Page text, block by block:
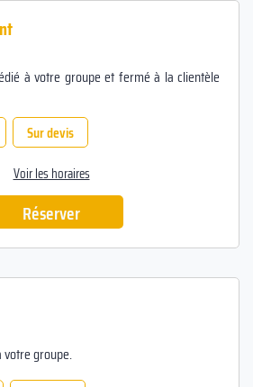
à votre groupe et fermé à la clientèle
Sur devis
Voir les horaires
Réserver
votre groupe.